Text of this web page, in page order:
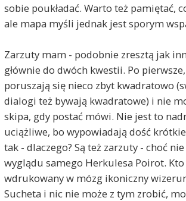
sobie poukładać. Warto też pamiętać,
ale mapa myśli jednak jest sporym
Zarzuty mam - podobnie zresztą jak
głównie do dwóch kwestii. Po
poruszają się nieco zbyt kwadratowo
dialogi też bywają kwadratowe) i nie
skipa, gdy postać mówi. Nie jest to
uciążliwe, bo wypowiadają dość
tak - dlaczego? Są też zarzuty - choć
wyglądu samego Herkulesa Poirot.
wdrukowany w mózg ikoniczny
Sucheta i nic nie może z tym zrobić,